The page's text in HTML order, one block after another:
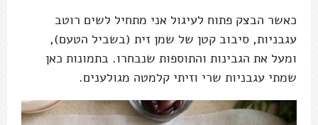
כאשר הבצק פתוח לעיגול אני מתחיל לשים רוטב
עגבניות, סיבוב קטן של שמן זית (בשביל הטעם),
ומעל את הגבינות והתוספות שנבחרו. בתמונות כאן
שמתי עגבניות שרי וזיתי קלמטה מגולענים.